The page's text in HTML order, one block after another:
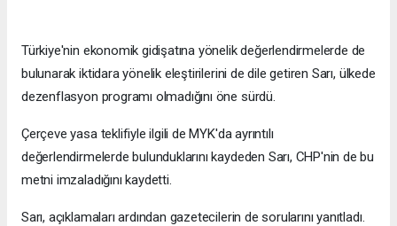
Türkiye'nin ekonomik gidişatına yönelik değerlendirmelerde de
bulunarak iktidara yönelik eleştirilerini de dile getiren Sarı, ülkede
dezenflasyon programı olmadığını öne sürdü.
Çerçeve yasa teklifiyle ilgili de MYK'da ayrıntılı
değerlendirmelerde bulunduklarını kaydeden Sarı, CHP'nin de bu
metni imzaladığını kaydetti.
Sarı, açıklamaları ardından gazetecilerin de sorularını yanıtladı.